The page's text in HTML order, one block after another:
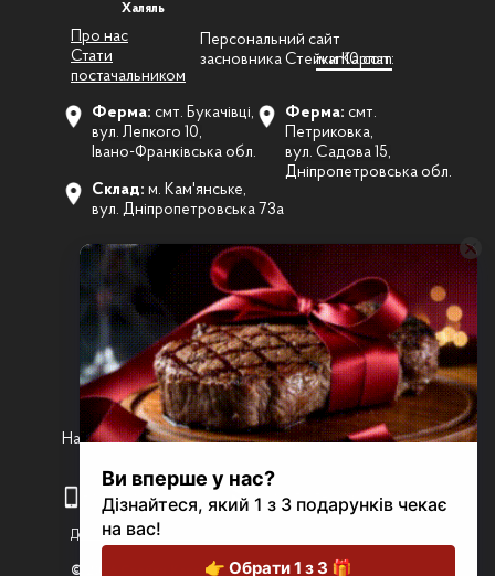
© 2026 Стейки Карпат
Договори публічної оферти
karpatysteaks@gmail.com
Стати
постачальником
Про нас
Ферма: смт. Букачівці,
вул. Лепкого 10,
Івано-Франківська обл.
Наші соцмережі:
Халяль
Персональний сайт
засновника Стейки Карпат:
ivan10.com
Склад: м. Кам'янське,
вул. Дніпропетровська 73а
+38 (073) 155 71 70
Ферма: смт.
Петриковка,
вул. Садова 15,
Дніпропетровська обл.